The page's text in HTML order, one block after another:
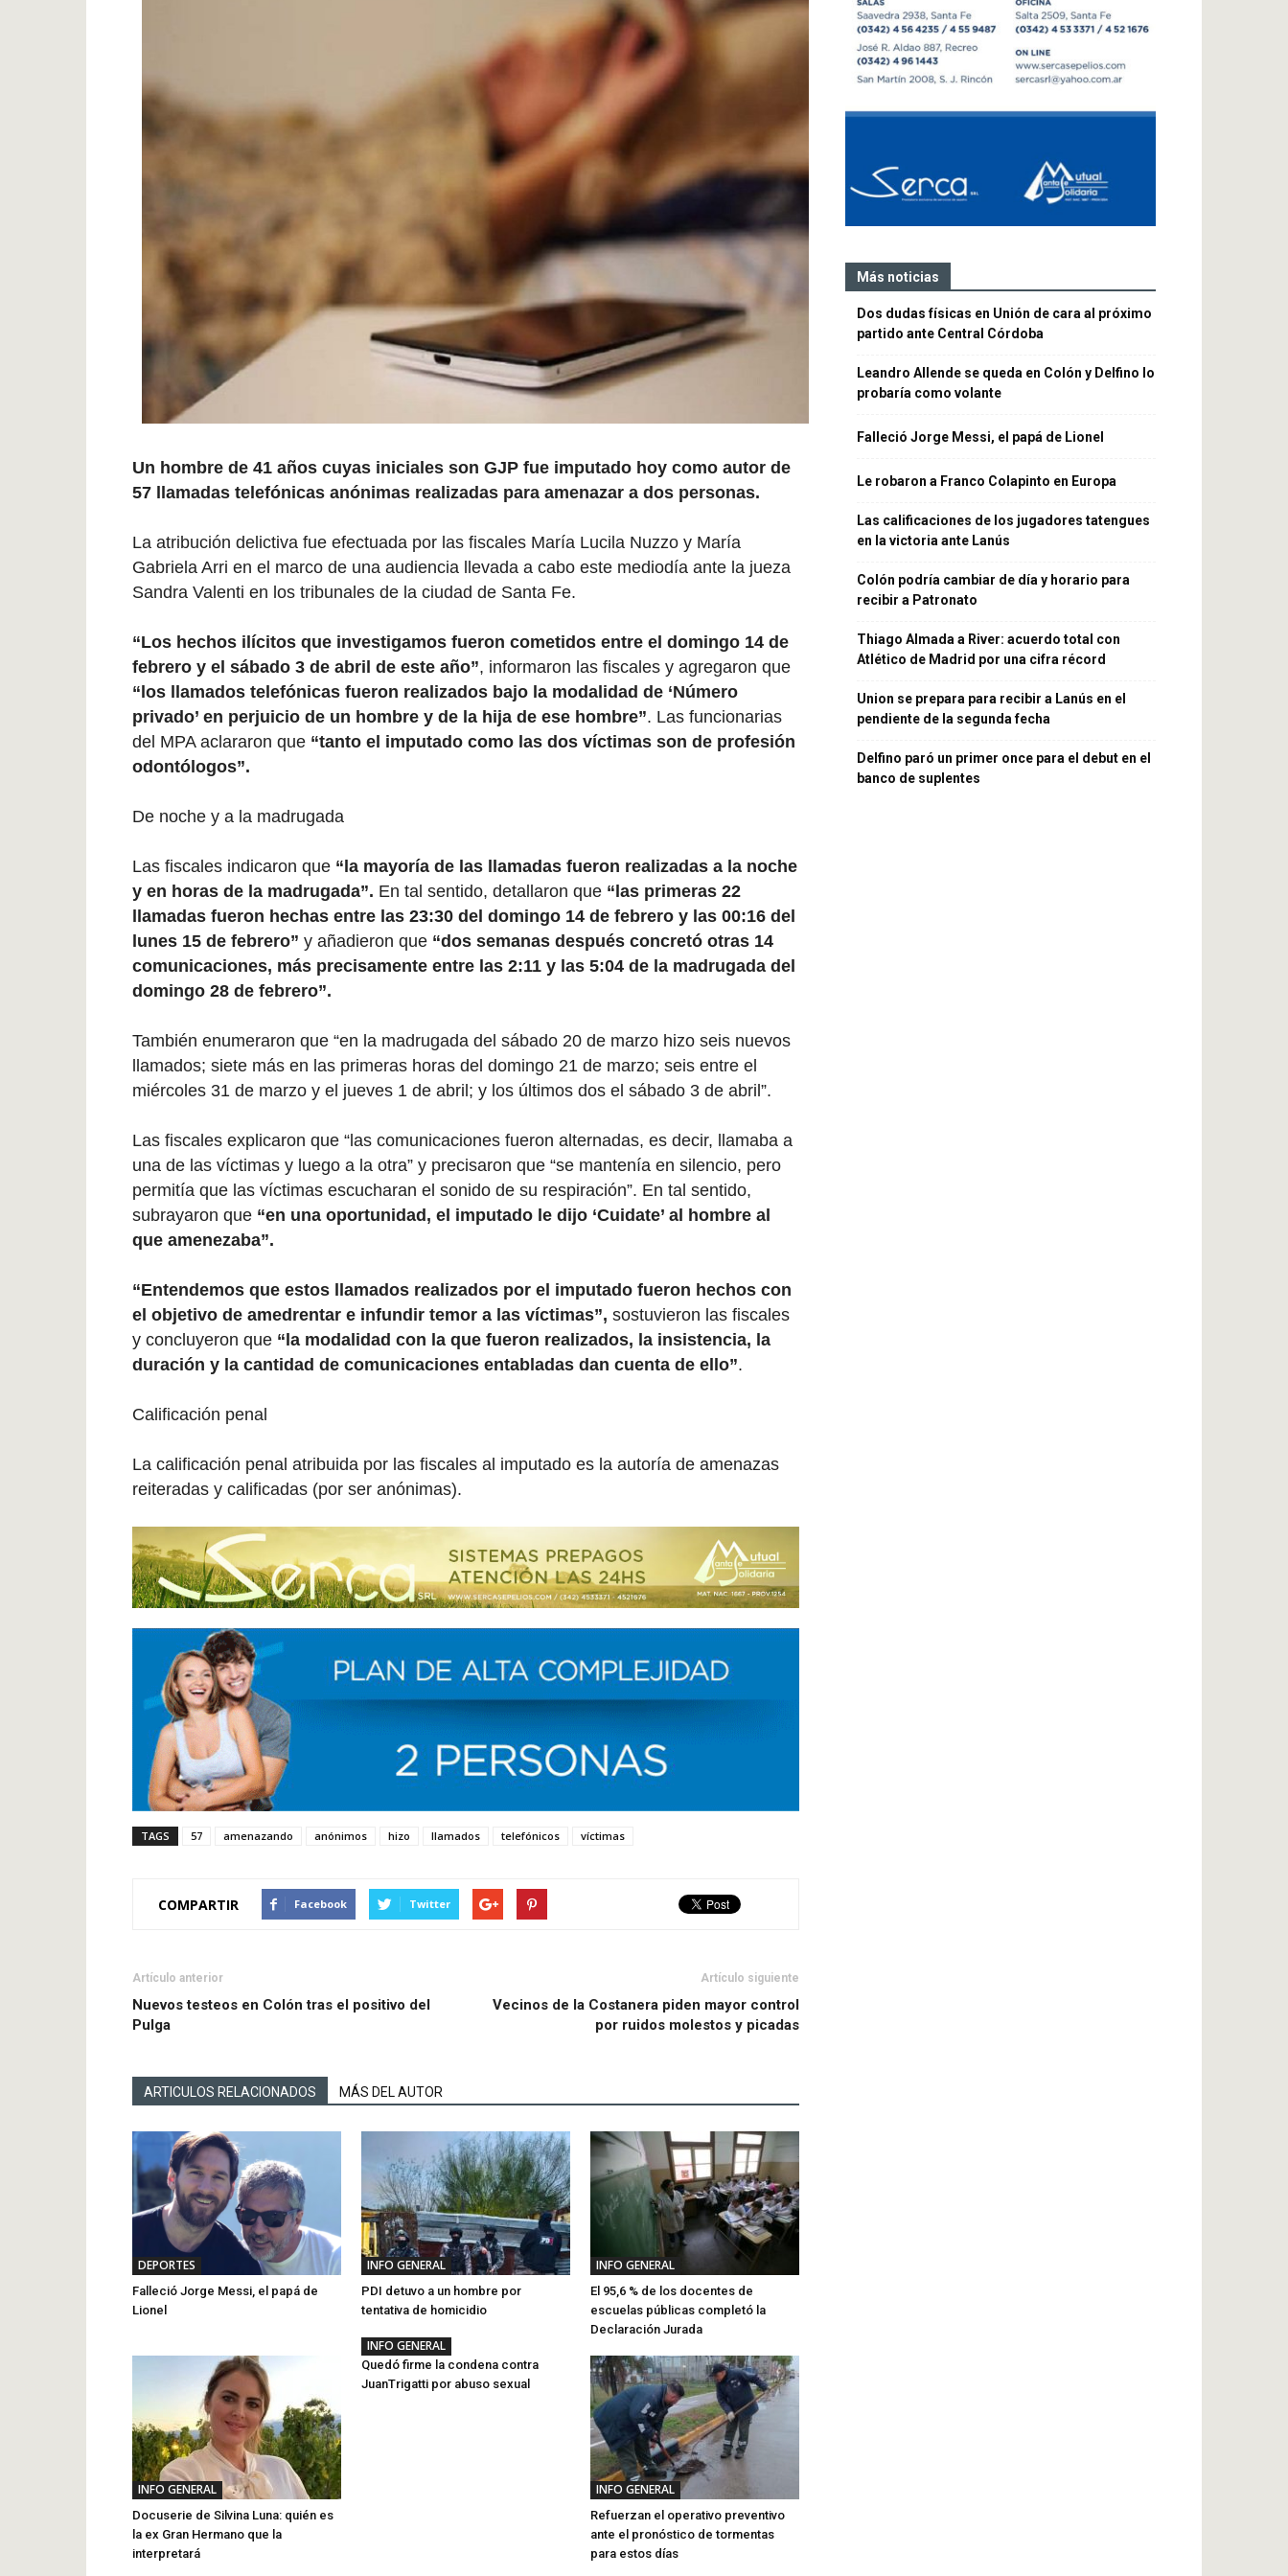
Un hombre de 41 años cuyas iniciales son GJP fue imputado hoy como autor de
57 llamadas telefónicas anónimas realizadas para amenazar a dos personas.
La atribución delictiva fue efectuada por las fiscales María Lucila Nuzzo y María
Gabriela Arri en el marco de una audiencia llevada a cabo este mediodía ante la jueza
Sandra Valenti en los tribunales de la ciudad de Santa Fe.
“Los hechos ilícitos que investigamos fueron cometidos entre el domingo 14 de
febrero y el sábado 3 de abril de este año”, informaron las fiscales y agregaron que
“los llamados telefónicas fueron realizados bajo la modalidad de ‘Número
privado’ en perjuicio de un hombre y de la hija de ese hombre”. Las funcionarias
del MPA aclararon que “tanto el imputado como las dos víctimas son de profesión
odontólogos”.
De noche y a la madrugada
Las fiscales indicaron que “la mayoría de las llamadas fueron realizadas a la noche
y en horas de la madrugada”. En tal sentido, detallaron que “las primeras 22
llamadas fueron hechas entre las 23:30 del domingo 14 de febrero y las 00:16 del
lunes 15 de febrero” y añadieron que “dos semanas después concretó otras 14
comunicaciones, más precisamente entre las 2:11 y las 5:04 de la madrugada del
domingo 28 de febrero”.
También enumeraron que “en la madrugada del sábado 20 de marzo hizo seis nuevos
llamados; siete más en las primeras horas del domingo 21 de marzo; seis entre el
miércoles 31 de marzo y el jueves 1 de abril; y los últimos dos el sábado 3 de abril”.
Las fiscales explicaron que “las comunicaciones fueron alternadas, es decir, llamaba a
una de las víctimas y luego a la otra” y precisaron que “se mantenía en silencio, pero
permitía que las víctimas escucharan el sonido de su respiración”. En tal sentido,
subrayaron que “en una oportunidad, el imputado le dijo ‘Cuidate’ al hombre al
que amenezaba”.
“Entendemos que estos llamados realizados por el imputado fueron hechos con
el objetivo de amedrentar e infundir temor a las víctimas”, sostuvieron las fiscales
y concluyeron que “la modalidad con la que fueron realizados, la insistencia, la
duración y la cantidad de comunicaciones entabladas dan cuenta de ello”.
Calificación penal
La calificación penal atribuida por las fiscales al imputado es la autoría de amenazas
reiteradas y calificadas (por ser anónimas).
TAGS 57 amenazando anónimos hizo llamados telefónicos víctimas
COMPARTIR Facebook Twitter
Artículo anterior
Nuevos testeos en Colón tras el positivo del
Pulga
Artículo siguiente
Vecinos de la Costanera piden mayor control
por ruidos molestos y picadas
ARTICULOS RELACIONADOS MÁS DEL AUTOR
DEPORTES
Falleció Jorge Messi, el papá de
Lionel
INFO GENERAL
PDI detuvo a un hombre por
tentativa de homicidio
INFO GENERAL
El 95,6 % de los docentes de
escuelas públicas completó la
Declaración Jurada
INFO GENERAL
Docuserie de Silvina Luna: quién es
la ex Gran Hermano que la
interpretará
INFO GENERAL
Quedó firme la condena contra
JuanTrigatti por abuso sexual
INFO GENERAL
Refuerzan el operativo preventivo
ante el pronóstico de tormentas
para estos días
Más noticias
Dos dudas físicas en Unión de cara al próximo
partido ante Central Córdoba
Leandro Allende se queda en Colón y Delfino lo
probaría como volante
Falleció Jorge Messi, el papá de Lionel
Le robaron a Franco Colapinto en Europa
Las calificaciones de los jugadores tatengues
en la victoria ante Lanús
Colón podría cambiar de día y horario para
recibir a Patronato
Thiago Almada a River: acuerdo total con
Atlético de Madrid por una cifra récord
Union se prepara para recibir a Lanús en el
pendiente de la segunda fecha
Delfino paró un primer once para el debut en el
banco de suplentes